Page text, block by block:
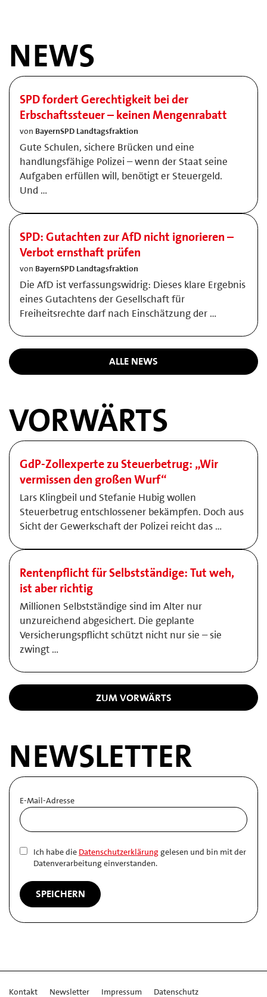
NEWS
SPD fordert Gerechtigkeit bei der
Erbschaftssteuer – keinen Mengenrabatt
von BayernSPD Landtagsfraktion
Gute Schulen, sichere Brücken und eine
handlungsfähige Polizei – wenn der Staat seine
Aufgaben erfüllen will, benötigt er Steuergeld.
Und …
SPD: Gutachten zur AfD nicht ignorieren –
Verbot ernsthaft prüfen
von BayernSPD Landtagsfraktion
Die AfD ist verfassungswidrig: Dieses klare Ergebnis
eines Gutachtens der Gesellschaft für
Freiheitsrechte darf nach Einschätzung der …
ALLE NEWS
VORWÄRTS
GdP-Zollexperte zu Steuerbetrug: „Wir
vermissen den großen Wurf“
Lars Klingbeil und Stefanie Hubig wollen
Steuerbetrug entschlossener bekämpfen. Doch aus
Sicht der Gewerkschaft der Polizei reicht das …
Rentenpflicht für Selbstständige: Tut weh,
ist aber richtig
Millionen Selbstständige sind im Alter nur
unzureichend abgesichert. Die geplante
Versicherungspflicht schützt nicht nur sie – sie
zwingt …
ZUM VORWÄRTS
NEWSLETTER
E-Mail-Adresse
Ich habe die Datenschutzerklärung gelesen und bin mit der
Datenverarbeitung einverstanden.
Kontakt Newsletter Impressum Datenschutz